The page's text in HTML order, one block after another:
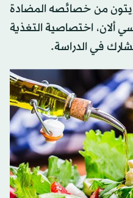
من خصائصه المضادة
ألان، اختصاصية التغذية
في الدراسة.